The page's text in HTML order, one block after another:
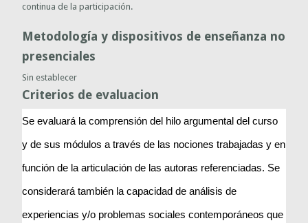
continua de la participación.
Metodología y dispositivos de enseñanza no
presenciales
Sin establecer
Criterios de evaluacion
Se evaluará la comprensión del hilo argumental del curso
y de sus módulos a través de las nociones trabajadas y en
función de la articulación de las autoras referenciadas. Se
considerará también la capacidad de análisis de
experiencias y/o problemas sociales contemporáneos que